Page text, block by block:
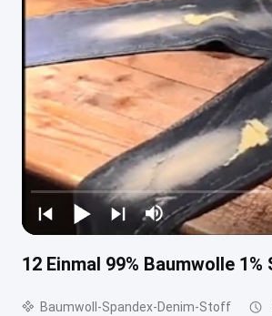
12 Einmal 99% Baumwolle
Baumwoll-Spandex-Denim-Stoff